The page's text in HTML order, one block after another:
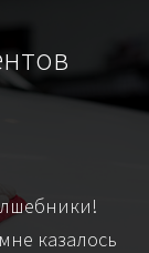
казалось